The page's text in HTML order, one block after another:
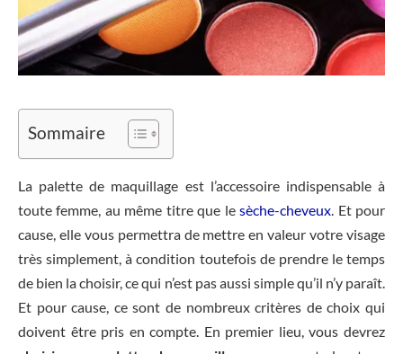
Sommaire
La palette de maquillage est l’accessoire indispensable à
toute femme, au même titre que lesèche-cheveux. Et pour
cause, elle vous permettra de mettre en valeur votre visage
très simplement, à condition toutefois de prendre le temps
de bien la choisir, ce qui n’est pas aussi simple qu’il n’y paraît.
Et pour cause, ce sont de nombreux critères de choix qui
doivent être pris en compte. En premier lieu, vous devrez